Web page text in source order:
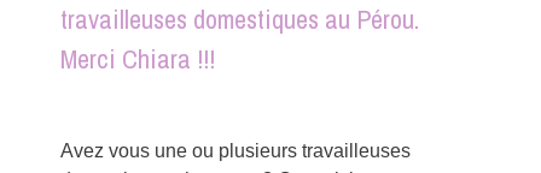
travailleuses domestiques au Pérou.
Merci Chiara !!!
Avez vous une ou plusieurs travailleuses